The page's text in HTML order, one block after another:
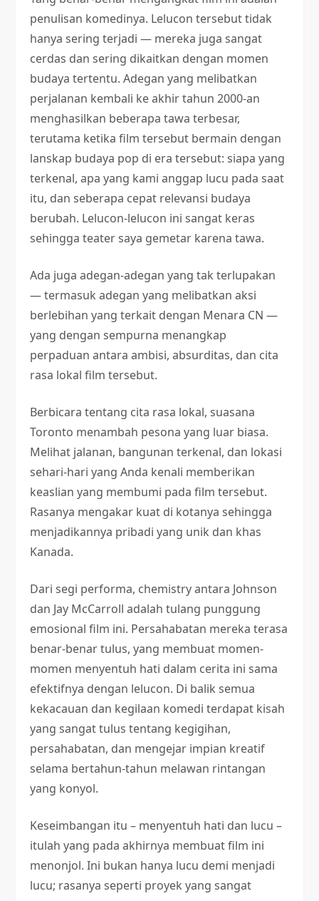
penulisan komedinya. Lelucon tersebut tidak
hanya sering terjadi — mereka juga sangat
cerdas dan sering dikaitkan dengan momen
budaya tertentu. Adegan yang melibatkan
perjalanan kembali ke akhir tahun 2000-an
menghasilkan beberapa tawa terbesar,
terutama ketika film tersebut bermain dengan
lanskap budaya pop di era tersebut: siapa yang
terkenal, apa yang kami anggap lucu pada saat
itu, dan seberapa cepat relevansi budaya
berubah. Lelucon-lelucon ini sangat keras
sehingga teater saya gemetar karena tawa.
Ada juga adegan-adegan yang tak terlupakan
— termasuk adegan yang melibatkan aksi
berlebihan yang terkait dengan Menara CN —
yang dengan sempurna menangkap
perpaduan antara ambisi, absurditas, dan cita
rasa lokal film tersebut.
Berbicara tentang cita rasa lokal, suasana
Toronto menambah pesona yang luar biasa.
Melihat jalanan, bangunan terkenal, dan lokasi
sehari-hari yang Anda kenali memberikan
keaslian yang membumi pada film tersebut.
Rasanya mengakar kuat di kotanya sehingga
menjadikannya pribadi yang unik dan khas
Kanada.
Dari segi performa, chemistry antara Johnson
dan Jay McCarroll adalah tulang punggung
emosional film ini. Persahabatan mereka terasa
benar-benar tulus, yang membuat momen-
momen menyentuh hati dalam cerita ini sama
efektifnya dengan lelucon. Di balik semua
kekacauan dan kegilaan komedi terdapat kisah
yang sangat tulus tentang kegigihan,
persahabatan, dan mengejar impian kreatif
selama bertahun-tahun melawan rintangan
yang konyol.
Keseimbangan itu – menyentuh hati dan lucu –
itulah yang pada akhirnya membuat film ini
menonjol. Ini bukan hanya lucu demi menjadi
lucu; rasanya seperti proyek yang sangat